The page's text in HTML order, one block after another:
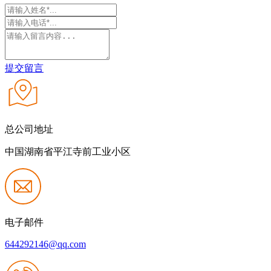
提交留言
总公司地址
中国湖南省平江寺前工业小区
电子邮件
644292146@qq.com